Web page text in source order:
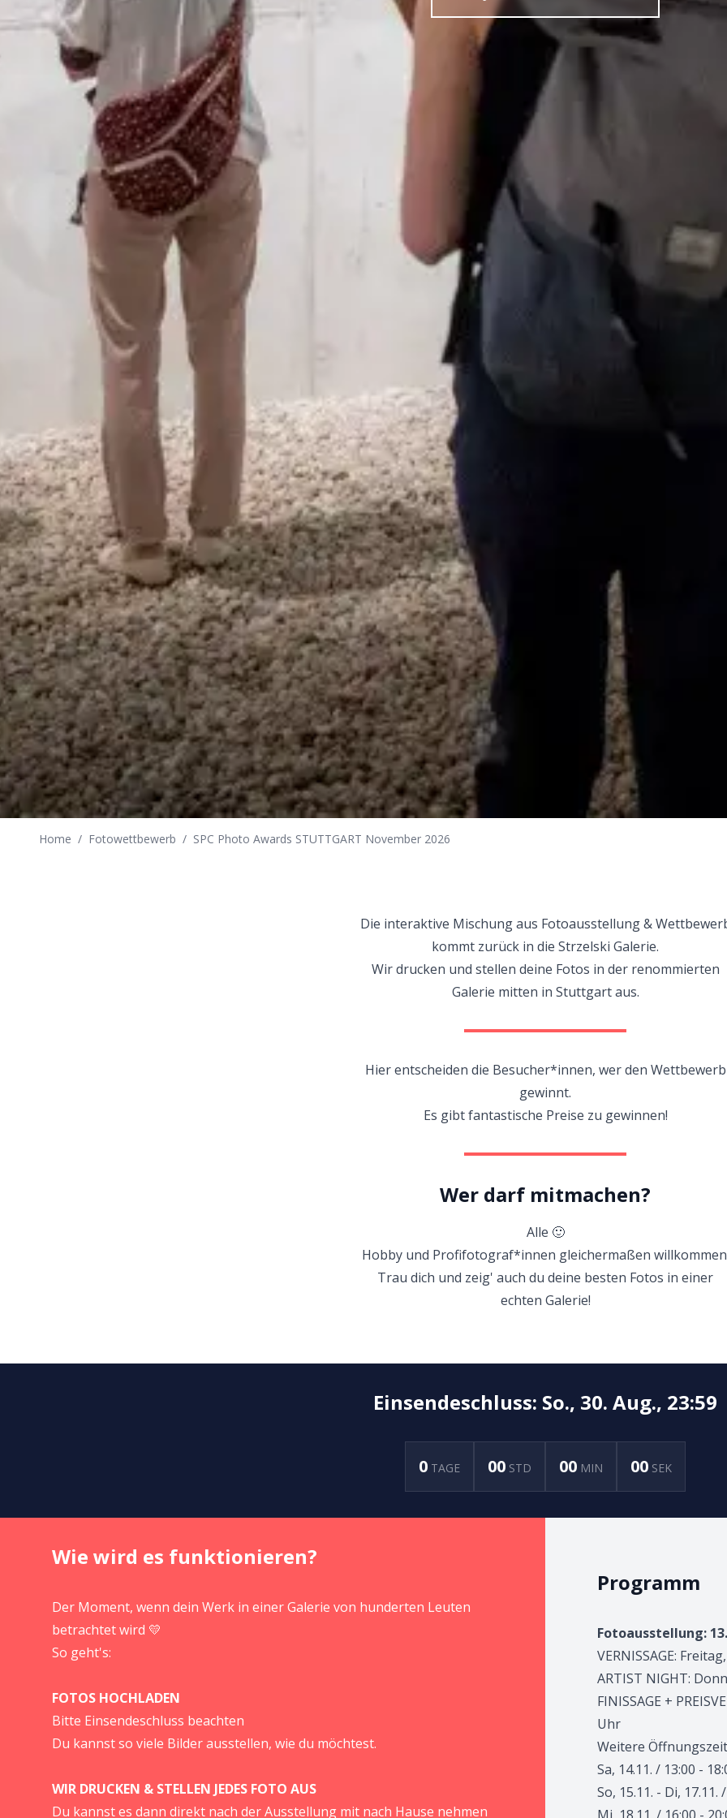
Home / Fotowettbewerb / SPC Photo Awards STUTTGART November 2026
Die interaktive Mischung aus Fotoausstellung &
kommt zurück in die Strzelski Galerie.
Wir drucken und stellen deine Fotos in der renommierten
Galerie mitten in Stuttgart aus.
Hier entscheiden die Besucher*innen, wer den Wettbewerb
gewinnt.
Es gibt fantastische Preise zu gewinnen!
Wer darf mitmachen?
Alle 🙂
Hobby und Profifotograf*innen gleichermaßen
Trau dich und zeig' auch du deine besten Fotos in einer
echten Galerie!
Einsendeschluss: So., 30. Aug., 23:59
0 TAGE 00 STD 00 MIN 00 SEK
Wie wird es funktionieren?
Der Moment, wenn dein Werk in einer Galerie von hunderten Leuten
betrachtet wird 💛
So geht's:
FOTOS HOCHLADEN
Bitte Einsendeschluss beachten
Du kannst so viele Bilder ausstellen, wie du möchtest.
WIR DRUCKEN & STELLEN JEDES FOTO AUS
Du kannst es dann direkt nach der Ausstellung mit nach Hause nehmen
Programm
Fotoausstellung:
VERNISSAGE:
ARTIST NIGHT:
FINISSAGE +
Uhr
Weitere
Sa, 14.11. / 13:00 -
So, 15.11. - Di,